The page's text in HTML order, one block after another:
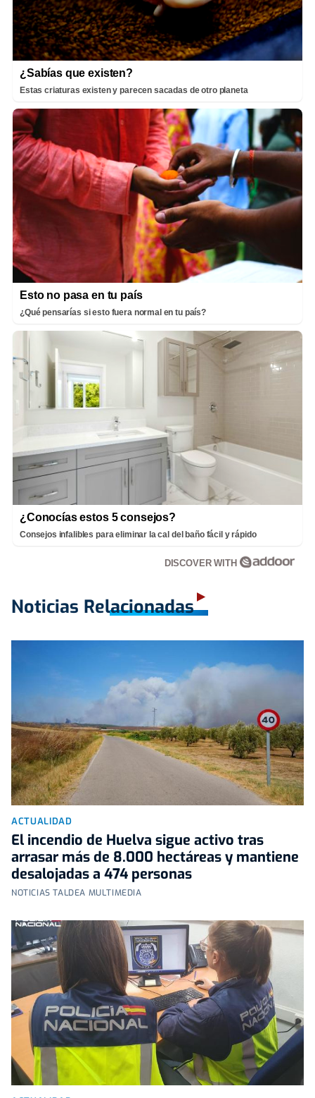
¿Sabías que existen?
Estas criaturas existen y parecen sacadas de otro planeta
Esto no pasa en tu país
¿Qué pensarías si esto fuera normal en tu país?
¿Conocías estos 5 consejos?
Consejos infalibles para eliminar la cal del baño fácil y rápido
DISCOVER WITH
Noticias Relacionadas
ACTUALIDAD
El incendio de Huelva sigue activo tras
arrasar más de 8.000 hectáreas y mantiene
desalojadas a 474 personas
NOTICIAS TALDEA MULTIMEDIA